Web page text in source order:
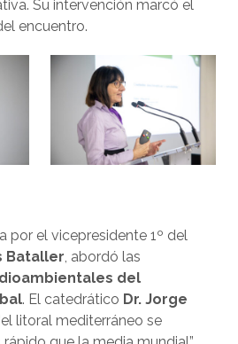
Su intervención marcó el
encuentro.
por el vicepresidente 1º del
Bataller, abordó las
del
. El catedrático Dr. Jorge
litoral mediterráneo se